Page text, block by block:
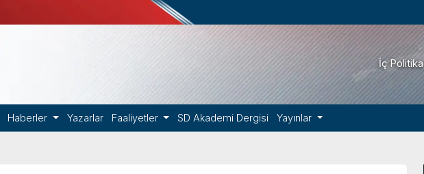
İç Politika
Haberler Yazarlar Faaliyetler SD Akademi Dergisi Yayınlar